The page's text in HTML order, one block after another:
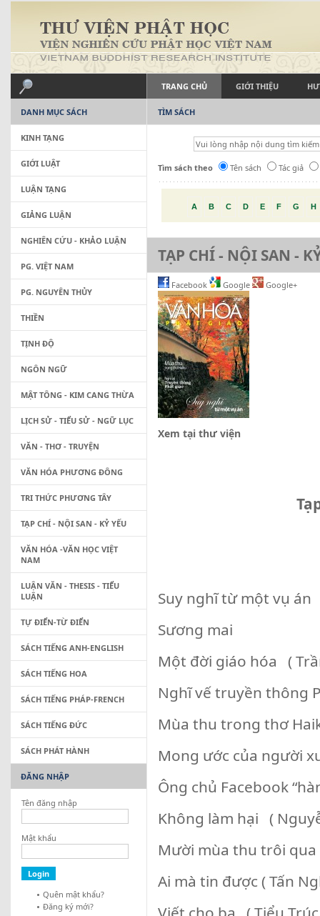
TRANG CHỦ GIỚI THIỆU
TÌM SÁCH
Tìm sách theo Tên sách Tác giả
A B C D E F G H
TẠP CHÍ - NỘI SAN -
Facebook Google Google+
Xem tại thư viện
Suy nghĩ từ một vụ án
Sương mai
Một đời giáo hóa (
Nghĩ vế truyền thông
Mùa thu trong thơ
Mong ước của người
Ông chủ Facebook
Không làm hại (
Mười mùa thu trôi
Ai mà tin được ( Tấn
DANH MỤC SÁCH
KINH TẠNG
GIỚI LUẬT
LUẬN TẠNG
GIẢNG LUẬN
NGHIÊN CỨU - KHẢO LUẬN
PG. VIỆT NAM
PG. NGUYÊN THỦY
THIỀN
TỊNH ĐỘ
NGÔN NGỮ
MẬT TÔNG - KIM CANG THỪA
LỊCH SỬ - TIỂU SỬ - NGỮ LỤC
VĂN - THƠ - TRUYỆN
VĂN HÓA PHƯƠNG ĐÔNG
TRI THỨC PHƯƠNG TÂY
TẠP CHÍ - NỘI SAN - KỶ YẾU
VĂN HÓA -VĂN HỌC VIỆT
NAM
LUẬN VĂN - THESIS - TIỂU
LUẬN
TỰ ĐIỂN-TỪ ĐIỂN
SÁCH TIẾNG ANH-ENGLISH
SÁCH TIẾNG HOA
SÁCH TIẾNG PHÁP-FRENCH
SÁCH TIẾNG ĐỨC
SÁCH PHÁT HÀNH
ĐĂNG NHẬP
Tên đăng nhập
Mật khẩu
Quên mật khẩu?
Đăng ký mới?